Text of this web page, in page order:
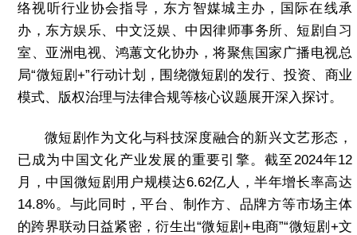
络视听行业协会指导，东方智媒城主办， 国际在线承
办，东方娱乐、中文泛娱、中因律师事务所、短剧自习
室、亚洲电视、鸿蕙文化协办，将聚焦国家广播电视总
局“微短剧+”行动计划，围绕微短剧的发行、投资、商业
模式、版权治理与法律合规等核心议题展开深入探讨。
微短剧作为文化与科技深度融合的新兴文艺形态，
已成为中国文化产业发展的重要引擎。截至2024年12
月，中国微短剧用户规模达6.62亿人，半年增长率高达
14.8%。与此同时，平台、制作方、品牌方等市场主体
的跨界联动日益紧密，衍生出“微短剧+电商”“微短剧+文